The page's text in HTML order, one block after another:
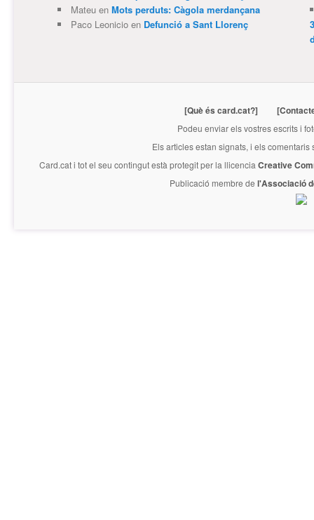
Mateuen Mots perduts: Càgola merdançana
Paco Leonicioen Defunció a Sant Llorenç
[Què és card.cat?]
Podeu enviar els vostres escrits i
Els articles estan signats, i els
Card.cati tot el seu contingut està protegit per la llicencia Creative
Publicació membre de l'Associació